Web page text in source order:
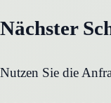
Nächster
Nutzen Sie die